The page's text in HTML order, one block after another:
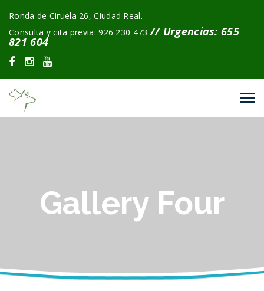
Ronda de Ciruela 26, Ciudad Real.
Consulta y cita previa: 926 230 473// Urgencias: 655
821 604
Gallery Four